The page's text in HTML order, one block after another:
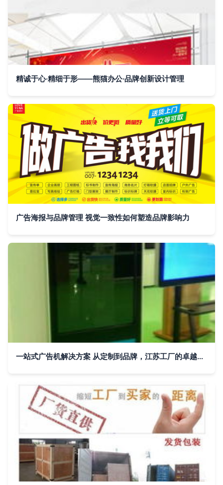
精诚于心·精细于形——熊猫办公·品牌创新设计管理
广告海报与品牌管理 视觉一致性如何塑造品牌影响力
一站式广告机解决方案 从定制到品牌，江苏工厂的卓越制造